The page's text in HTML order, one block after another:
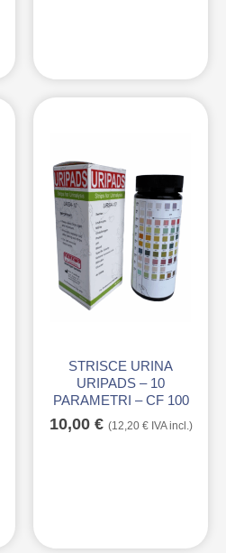
STRISCE URINA
URIPADS – 10
PARAMETRI – CF 100
10,00 € (12,20 €IVA incl.)